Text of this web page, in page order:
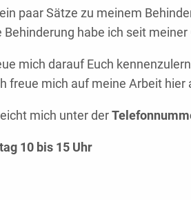
paar Sätze zu meinem
Behinderung habe ich seit meiner
mich darauf Euch
freue mich auf meine Arbeit hier
mich unter der
10 bis 15 Uhr